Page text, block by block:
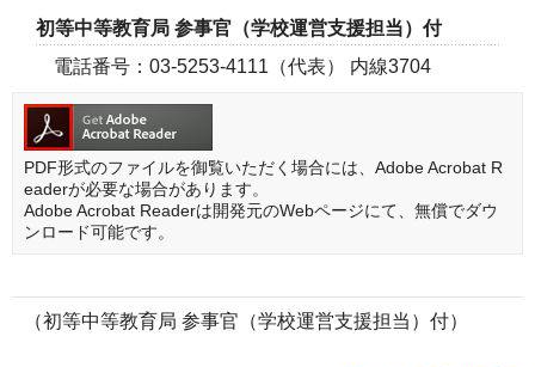
初等中等教育局 参事官（学校運営支援担当）付
電話番号：03-5253-4111（代表） 内線3704
PDF形式のファイルを御覧いただく場合には、Adobe Acrobat R
eaderが必要な場合があります。
Adobe Acrobat Readerは開発元のWebページにて、無償でダウ
ンロード可能です。
（初等中等教育局 参事官（学校運営支援担当）付）